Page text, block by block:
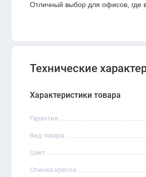
Отличный выбор для офисов, где
Технические
Характеристики товара
Гарантия
Вид товара
Цвет
Спинка кресла